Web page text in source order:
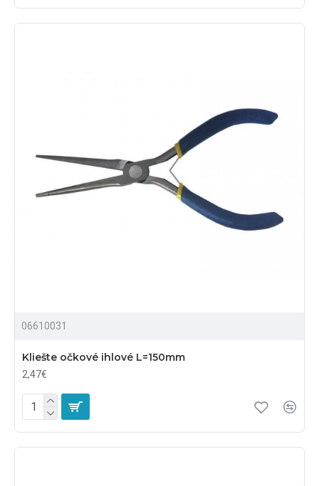
06610031
Kliešte očkové ihlové L=150mm
2,47€